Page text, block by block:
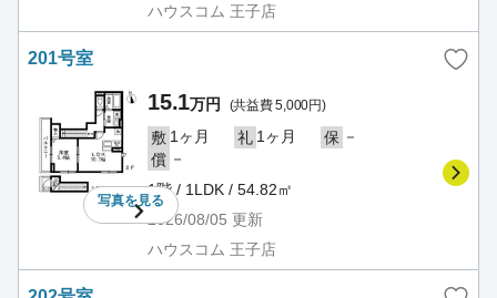
ハウスコム 王子店
201号室
写真を見る
15.1万円 (共益費 5,000円)
敷 1ヶ月 礼 1ヶ月 保 －
償 －
1階 / 1LDK / 54.82㎡
2026/08/05 更新
ハウスコム 王子店